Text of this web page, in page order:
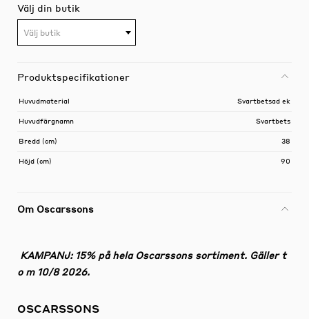
Välj din butik
Välj butik
Produktspecifikationer
Huvudmaterial Svartbetsad ek
Huvudfärgnamn Svartbets
Bredd (cm) 38
Höjd (cm) 90
Om Oscarssons
KAMPANJ: 15% på hela Oscarssons sortiment. Gäller t
o m 10/8 2026.
OSCARSSONS